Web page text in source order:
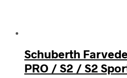
Schuberth
PRO / S2 / S2